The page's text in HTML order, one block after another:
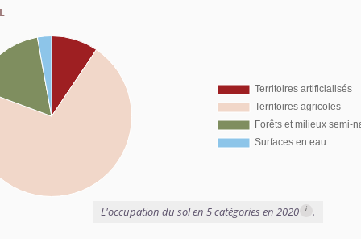
L'occupation du sol en 5 catégories en 2020 i .